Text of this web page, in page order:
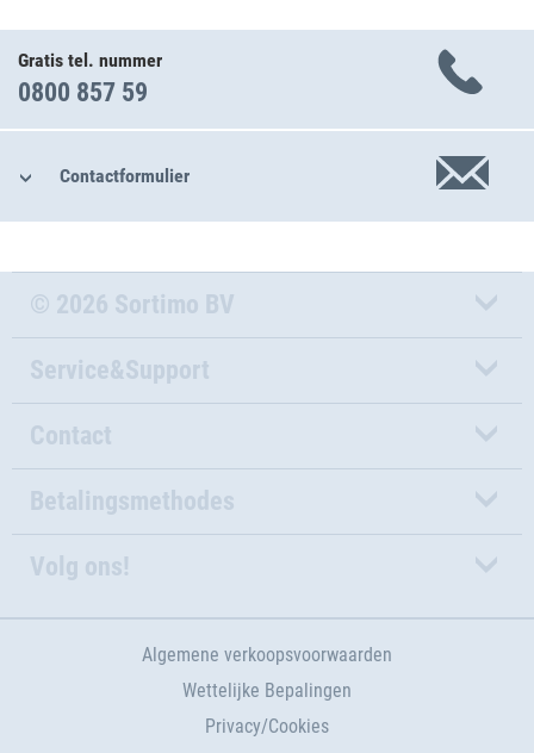
Gratis tel. nummer
0800 857 59
Contactformulier
© 2026 Sortimo BV
Service&Support
Contact
Betalingsmethodes
Volg ons!
Algemene verkoopsvoorwaarden
Wettelijke Bepalingen
Privacy/Cookies